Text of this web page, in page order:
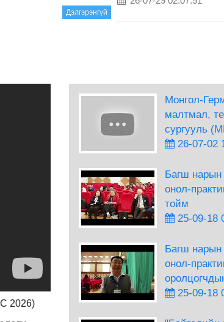
Дэлгэрэнгүй
2026) Багш нарын эрдэм шинжилгээ,
Монгол-
малтмал,
сургууль
26-07-02
Багш
онол-
тойм
25-09-18
Багш
онол-
25-09-18